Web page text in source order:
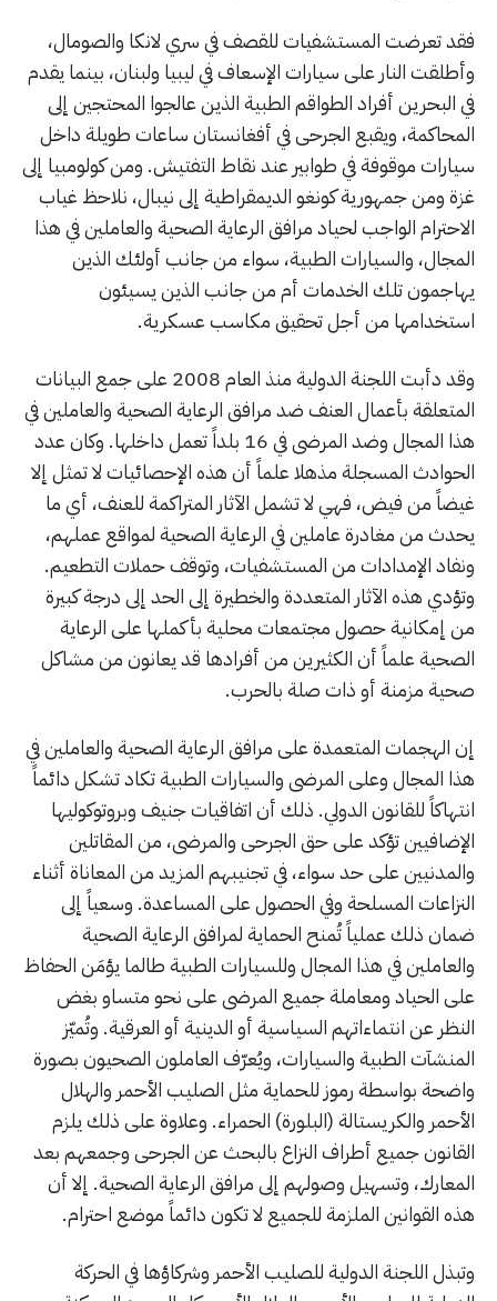
فقد تعرضت المستشفيات للقصف في سري لانكا والصومال،
وأطلقت النار على سيارات الإسعاف في ليبيا ولبنان، بينما يقدم
في البحرين أفراد الطواقم الطبية الذين عالجوا المحتجين إلى
المحاكمة، ويقبع الجرحى في أفغانستان ساعات طويلة داخل
سيارات موقوفة في طوابير عند نقاط التفتيش. ومن كولومبيا إلى
غزة ومن جمهورية كونغو الديمقراطية إلى نيبال، نلاحظ غياب
الاحترام الواجب لحياد مرافق الرعاية الصحية والعاملين في هذا
المجال، والسيارات الطبية، سواء من جانب أولئك الذين
يهاجمون تلك الخدمات أم من جانب الذين يسيئون
استخدامها من أجل تحقيق مكاسب عسكرية.
وقد دأبت اللجنة الدولية منذ العام 2008 على جمع البيانات
المتعلقة بأعمال العنف ضد مرافق الرعاية الصحية والعاملين في
هذا المجال وضد المرضى في 16 بلداً تعمل داخلها. وكان عدد
الحوادث المسجلة مذهلا علماً أن هذه الإحصائيات لا تمثل إلا
غيضاً من فيض، فهي لا تشمل الآثار المتراكمة للعنف، أي ما
يحدث من مغادرة عاملين في الرعاية الصحية لمواقع عملهم،
ونفاد الإمدادات من المستشفيات، وتوقف حملات التطعيم.
وتؤدي هذه الآثار المتعددة والخطيرة إلى الحد إلى درجة كبيرة
من إمكانية حصول مجتمعات محلية بأكملها على الرعاية
الصحية علماً أن الكثيرين من أفرادها قد يعانون من مشاكل
صحية مزمنة أو ذات صلة بالحرب.
إن الهجمات المتعمدة على مرافق الرعاية الصحية والعاملين في
هذا المجال وعلى المرضى والسيارات الطبية تكاد تشكل دائماً
انتهاكاً للقانون الدولي. ذلك أن اتفاقيات جنيف وبروتوكوليها
الإضافيين تؤكد على حق الجرحى والمرضى، من المقاتلين
والمدنيين على حد سواء، في تجنيبهم المزيد من المعاناة أثناء
النزاعات المسلحة وفي الحصول على المساعدة. وسعياً إلى
ضمان ذلك عملياً تُمنح الحماية لمرافق الرعاية الصحية
والعاملين في هذا المجال وللسيارات الطبية طالما يؤمَن الحفاظ
على الحياد ومعاملة جميع المرضى على نحو متساو بغض
النظر عن انتماءاتهم السياسية أو الدينية أو العرقية. وتُميّز
المنشآت الطبية والسيارات، ويُعرّف العاملون الصحيون بصورة
واضحة بواسطة رموز للحماية مثل الصليب الأحمر والهلال
الأحمر والكريستالة (البلورة) الحمراء. وعلاوة على ذلك يلزم
القانون جميع أطراف النزاع بالبحث عن الجرحى وجمعهم بعد
المعارك، وتسهيل وصولهم إلى مرافق الرعاية الصحية. إلا أن
هذه القوانين الملزمة للجميع لا تكون دائماً موضع احترام.
وتبذل اللجنة الدولية للصليب الأحمر وشركاؤها في الحركة